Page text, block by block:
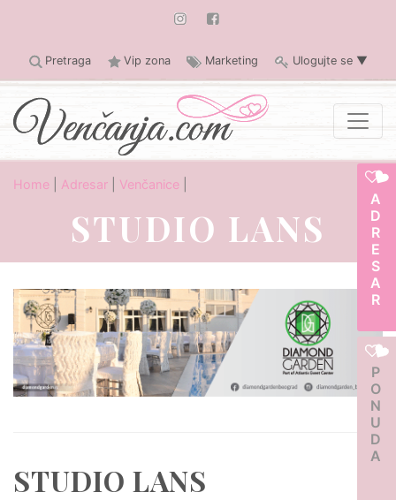
Pretraga Vip zona Marketing Ulogujte se ▼
ADRESAR
PONUDA
Home Adresar Venčanice
STUDIO LANS
STUDIO LANS